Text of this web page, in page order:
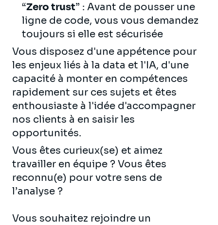
“Zero trust” : Avant de pousser une
ligne de code, vous vous demandez
toujours si elle est sécurisée
Vous disposez d'une appétence pour
les enjeux liés à la data et l'IA, d'une
capacité à monter en compétences
rapidement sur ces sujets et êtes
enthousiaste à l'idée d'accompagner
nos clients à en saisir les
opportunités.
Vous êtes curieux(se) et aimez
travailler en équipe ? Vous êtes
reconnu(e) pour votre sens de
l’analyse ?
Vous souhaitez rejoindre un